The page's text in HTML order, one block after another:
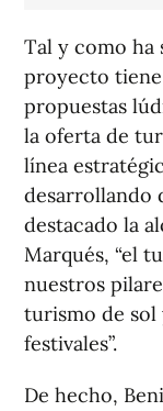
Tal y como ha
proyecto
propuestas
la oferta de
línea
desarrollando
destacado la
Marqués, “el
nuestros
turismo de sol
festivales”.
De hecho,